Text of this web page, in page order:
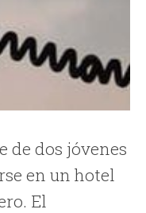
de dos jóvenes
en un hotel
El